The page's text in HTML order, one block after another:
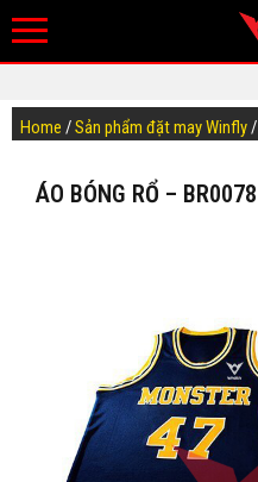
Home /Sản phẩm đặt may Winfly/
ÁO BÓNG RỔ – BR0078